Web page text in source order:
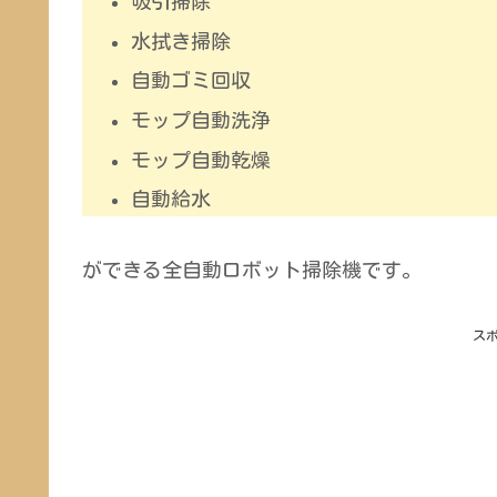
水拭き掃除
自動ゴミ回収
モップ自動洗浄
モップ自動乾燥
自動給水
ができる全自動ロボット掃除機です。
ス